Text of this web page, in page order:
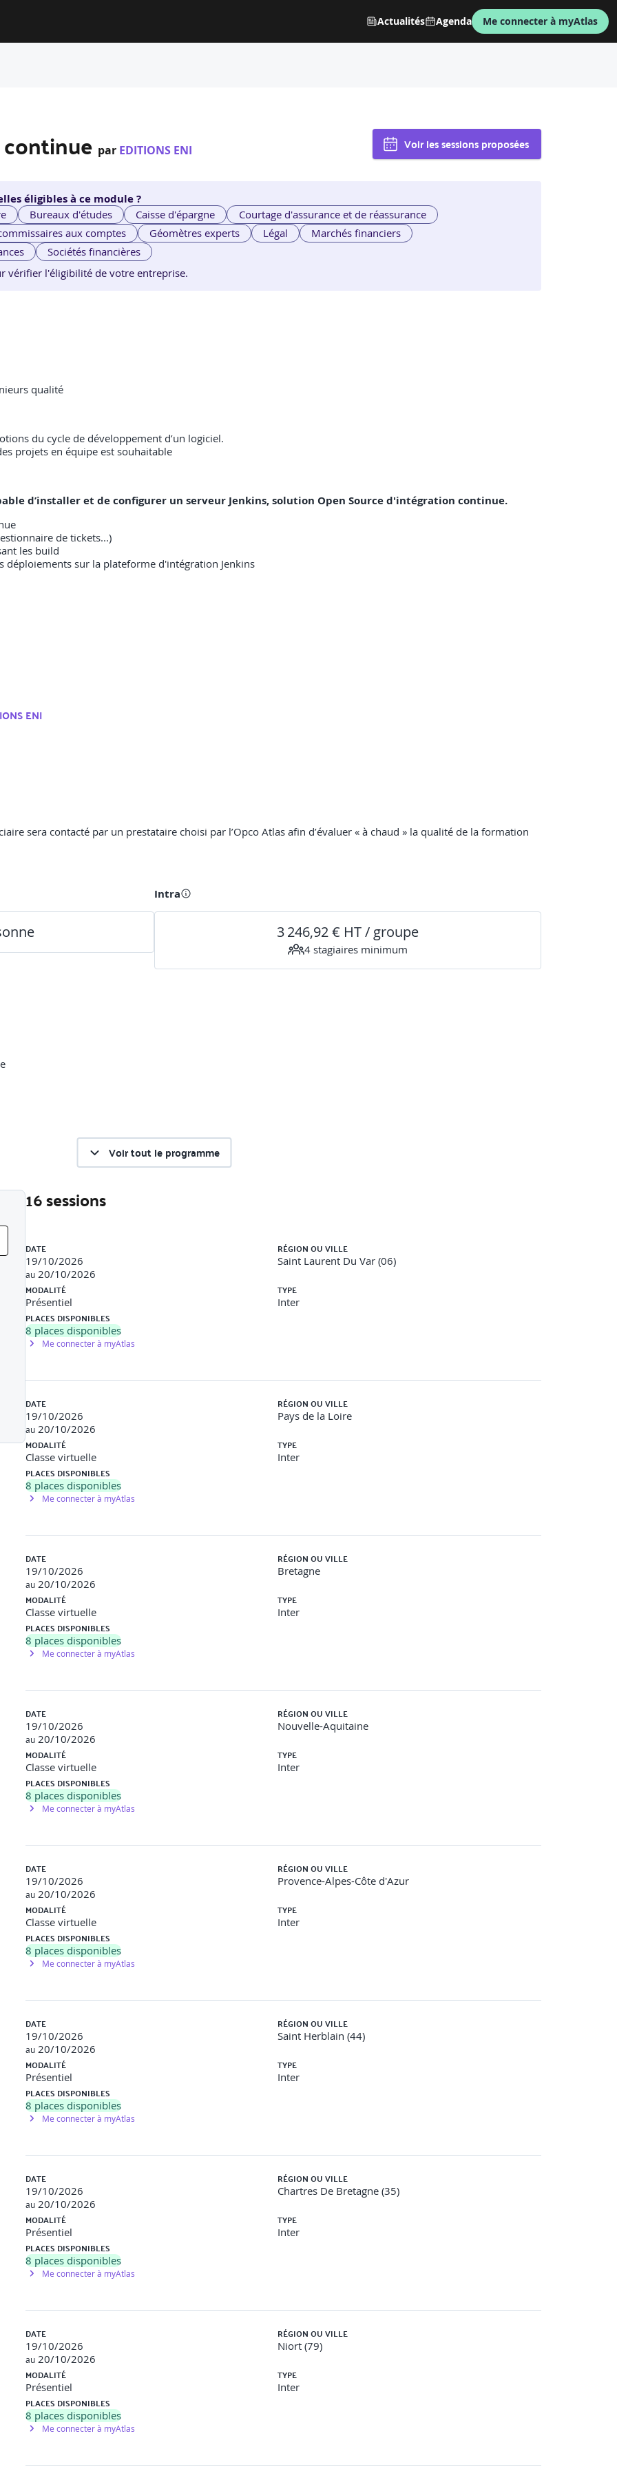
Actualités Agenda Me connecter à myAtlas
par EDITIONS ENI Voir les sessions proposées
éligibles à ce module ?
Bureaux d'études Caisse d'épargne
Courtage d'assurance et de réassurance
aux comptes Géomètres experts Légal
Marchés financiers
Sociétés financières
vérifier l'éligibilité de votre entreprise.
qualité
du cycle de développement d’un logiciel.
projets en équipe est souhaitable
d’installer et de configurer un serveur Jenkins, solution Open Source d'intégration continue.
de tickets...)
les build
déploiements sur la plateforme d'intégration Jenkins
ENI
sera contacté par un prestataire choisi par l’Opco Atlas afin d’évaluer « à chaud » la qualité de la formation
Intra
3 246,92 € HT / groupe
4 stagiaires minimum
de Jenkins
des livrables
Voir tout le programme
16 sessions
DATE
19/10/2026
au 20/10/2026
RÉGION OU VILLE
Saint Laurent Du Var (06)
MODALITÉ
Présentiel
TYPE
Inter
PLACES DISPONIBLES
8 places disponibles
Me connecter à myAtlas
DATE
19/10/2026
au 20/10/2026
RÉGION OU VILLE
Pays de la Loire
MODALITÉ
Classe virtuelle
TYPE
Inter
PLACES DISPONIBLES
8 places disponibles
Me connecter à myAtlas
DATE
19/10/2026
au 20/10/2026
RÉGION OU VILLE
Bretagne
MODALITÉ
Classe virtuelle
TYPE
Inter
PLACES DISPONIBLES
8 places disponibles
Me connecter à myAtlas
DATE
19/10/2026
au 20/10/2026
RÉGION OU VILLE
Nouvelle-Aquitaine
MODALITÉ
Classe virtuelle
TYPE
Inter
PLACES DISPONIBLES
8 places disponibles
Me connecter à myAtlas
DATE
19/10/2026
au 20/10/2026
RÉGION OU VILLE
Provence-Alpes-Côte d'Azur
MODALITÉ
Classe virtuelle
TYPE
Inter
PLACES DISPONIBLES
8 places disponibles
Me connecter à myAtlas
DATE
19/10/2026
au 20/10/2026
RÉGION OU VILLE
Saint Herblain (44)
MODALITÉ
Présentiel
TYPE
Inter
PLACES DISPONIBLES
8 places disponibles
Me connecter à myAtlas
DATE
19/10/2026
au 20/10/2026
RÉGION OU VILLE
Chartres De Bretagne (35)
MODALITÉ
Présentiel
TYPE
Inter
PLACES DISPONIBLES
8 places disponibles
Me connecter à myAtlas
DATE
19/10/2026
au 20/10/2026
RÉGION OU VILLE
Niort (79)
MODALITÉ
Présentiel
TYPE
Inter
PLACES DISPONIBLES
8 places disponibles
Me connecter à myAtlas